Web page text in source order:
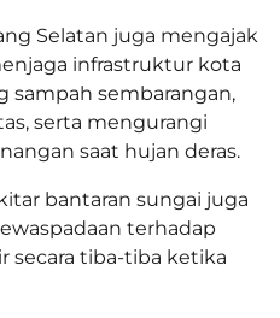
Selatan juga mengajak
infrastruktur kota
sembarangan,
serta mengurangi
saat hujan deras.
bantaran sungai juga
terhadap
secara tiba-tiba ketika